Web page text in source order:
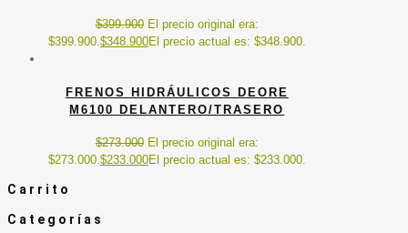
$399.900 El precio original era:
$399.900.$348.900El precio actual es: $348.900.
FRENOS HIDRÁULICOS DEORE
M6100 DELANTERO/TRASERO
$273.000 El precio original era:
$273.000. $233.000El precio actual es: $233.000.
Carrito
Categorías